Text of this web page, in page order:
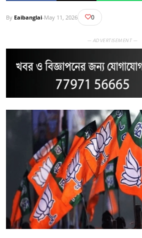
By Eaibanglai-May 11, 2026 0
— ADVERTISEMENT —